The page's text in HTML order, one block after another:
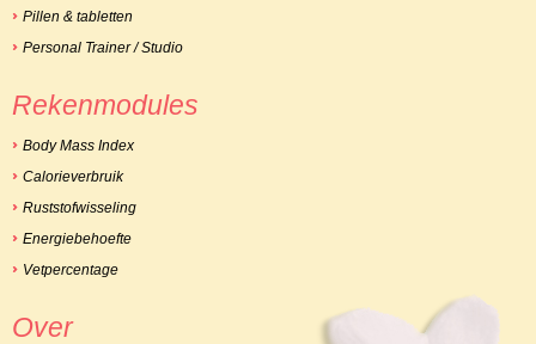
Pillen & tabletten
Personal Trainer / Studio
Rekenmodules
Body Mass Index
Calorieverbruik
Ruststofwisseling
Energiebehoefte
Vetpercentage
Over